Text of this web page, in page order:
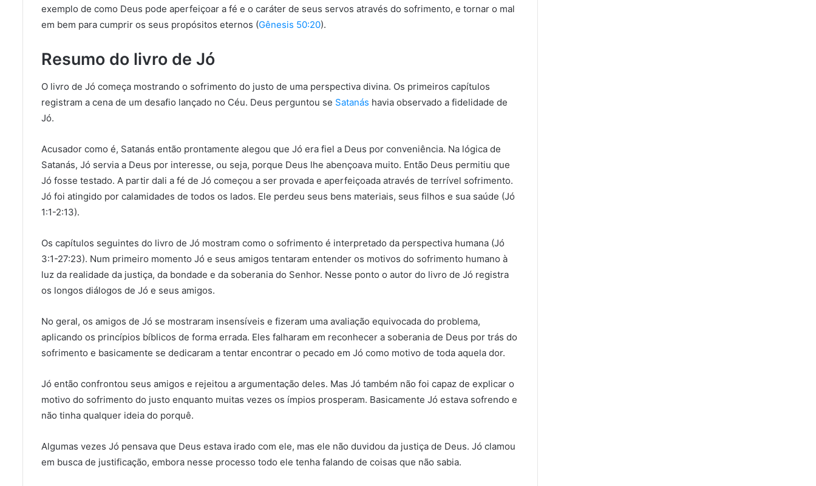
exemplo de como Deus pode aperfeiçoar a fé e o caráter de seus servos através do sofrimento, e tornar o mal
em bem para cumprir os seus propósitos eternos (Gênesis 50:20).
Resumo do livro de Jó
O livro de Jó começa mostrando o sofrimento do justo de uma perspectiva divina. Os primeiros capítulos
registram a cena de um desafio lançado no Céu. Deus perguntou se Satanás havia observado a fidelidade de
Jó.
Acusador como é, Satanás então prontamente alegou que Jó era fiel a Deus por conveniência. Na lógica de
Satanás, Jó servia a Deus por interesse, ou seja, porque Deus lhe abençoava muito. Então Deus permitiu que
Jó fosse testado. A partir dali a fé de Jó começou a ser provada e aperfeiçoada através de terrível sofrimento.
Jó foi atingido por calamidades de todos os lados. Ele perdeu seus bens materiais, seus filhos e sua saúde (Jó
1:1-2:13).
Os capítulos seguintes do livro de Jó mostram como o sofrimento é interpretado da perspectiva humana (Jó
3:1-27:23). Num primeiro momento Jó e seus amigos tentaram entender os motivos do sofrimento humano à
luz da realidade da justiça, da bondade e da soberania do Senhor. Nesse ponto o autor do livro de Jó registra
os longos diálogos de Jó e seus amigos.
No geral, os amigos de Jó se mostraram insensíveis e fizeram uma avaliação equivocada do problema,
aplicando os princípios bíblicos de forma errada. Eles falharam em reconhecer a soberania de Deus por trás do
sofrimento e basicamente se dedicaram a tentar encontrar o pecado em Jó como motivo de toda aquela dor.
Jó então confrontou seus amigos e rejeitou a argumentação deles. Mas Jó também não foi capaz de explicar o
motivo do sofrimento do justo enquanto muitas vezes os ímpios prosperam. Basicamente Jó estava sofrendo e
não tinha qualquer ideia do porquê.
Algumas vezes Jó pensava que Deus estava irado com ele, mas ele não duvidou da justiça de Deus. Jó clamou
em busca de justificação, embora nesse processo todo ele tenha falando de coisas que não sabia.